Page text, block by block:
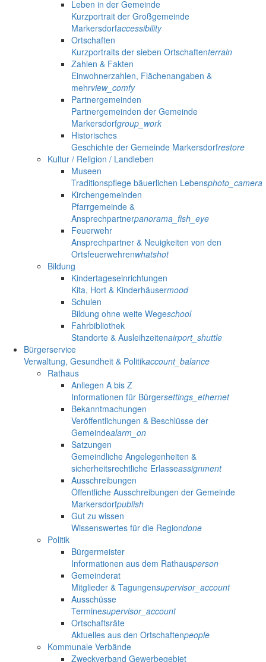
Leben in der Gemeinde
Kurzportrait der Großgemeinde
Markersdorfaccessibility
Ortschaften
Kurzportraits der sieben Ortschaftenterrain
Zahlen & Fakten
Einwohnerzahlen, Flächenangaben &
mehrview_comfy
Partnergemeinden
Partnergemeinden der Gemeinde
Markersdorfgroup_work
Historisches
Geschichte der Gemeinde Markersdorfrestore
Kultur / Religion / Landleben
Museen
Traditionspflege bäuerlichen Lebensphoto_camera
Kirchengemeinden
Pfarrgemeinde &
Ansprechpartnerpanorama_fish_eye
Feuerwehr
Ansprechpartner & Neuigkeiten von den
Ortsfeuerwehrenwhatshot
Bildung
Kindertageseinrichtungen
Kita, Hort & Kinderhäusermood
Schulen
Bildung ohne weite Wegeschool
Fahrbibliothek
Standorte & Ausleihzeitenairport_shuttle
Bürgerservice
Verwaltung, Gesundheit & Politikaccount_balance
Rathaus
Anliegen A bis Z
Informationen für Bürgersettings_ethernet
Bekanntmachungen
Veröffentlichungen & Beschlüsse der
Gemeindealarm_on
Satzungen
Gemeindliche Angelegenheiten &
sicherheitsrechtliche Erlasseassignment
Ausschreibungen
Öffentliche Ausschreibungen der Gemeinde
Markersdorfpublish
Gut zu wissen
Wissenswertes für die Regiondone
Politik
Bürgermeister
Informationen aus dem Rathausperson
Gemeinderat
Mitglieder & Tagungensupervisor_account
Ausschüsse
Terminesupervisor_account
Ortschaftsräte
Aktuelles aus den Ortschaftenpeople
Kommunale Verbände
Zweckverband Gewerbegebiet